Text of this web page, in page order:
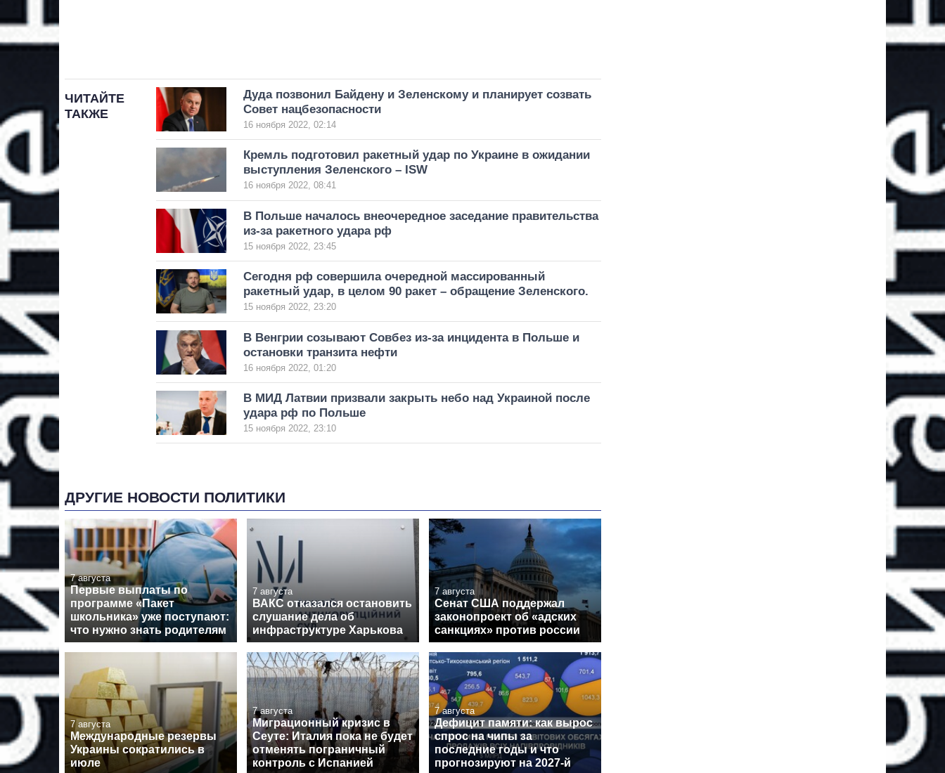
ЧИТАЙТЕ
ТАКЖЕ
Дуда позвонил Байдену и Зеленскому и планирует созвать
Совет нацбезопасности
16 ноября 2022, 02:14
Кремль подготовил ракетный удар по Украине в ожидании
выступления Зеленского – ISW
16 ноября 2022, 08:41
В Польше началось внеочередное заседание правительства
из-за ракетного удара рф
15 ноября 2022, 23:45
Сегодня рф совершила очередной массированный
ракетный удар, в целом 90 ракет – обращение Зеленского.
15 ноября 2022, 23:20
В Венгрии созывают Совбез из-за инцидента в Польше и
остановки транзита нефти
16 ноября 2022, 01:20
В МИД Латвии призвали закрыть небо над Украиной после
удара рф по Польше
15 ноября 2022, 23:10
ДРУГИЕ НОВОСТИ ПОЛИТИКИ
7 августа
Первые выплаты по
программе «Пакет
школьника» уже поступают:
что нужно знать родителям
7 августа
ВАКС отказался остановить
слушание дела об
инфраструктуре Харькова
7 августа
Сенат США поддержал
законопроект об «адских
санкциях» против россии
7 августа
Международные резервы
Украины сократились в
июле
7 августа
Миграционный кризис в
Сеуте: Италия пока не будет
отменять пограничный
контроль с Испанией
7 августа
Дефицит памяти: как вырос
спрос на чипы за
последние годы и что
прогнозируют на 2027-й